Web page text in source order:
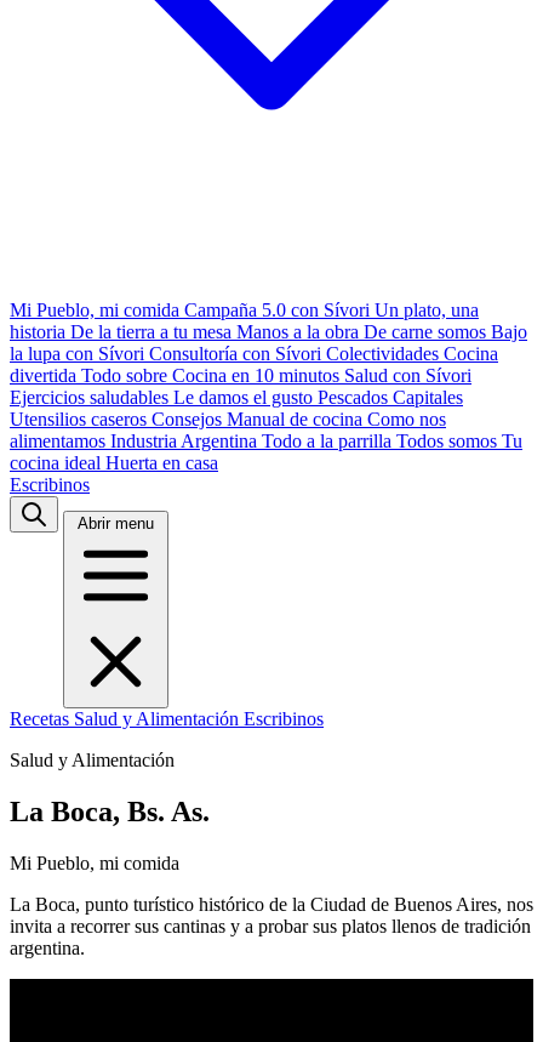
Mi Pueblo, mi comida Campaña 5.0 con Sívori Un plato, una
historia De la tierra a tu mesa Manos a la obra De carne somos Bajo
la lupa con Sívori Consultoría con Sívori Colectividades Cocina
divertida Todo sobre Cocina en 10 minutos Salud con Sívori
Ejercicios saludables Le damos el gusto Pescados Capitales
Utensilios caseros Consejos Manual de cocina Como nos
alimentamos Industria Argentina Todo a la parrilla Todos somos Tu
cocina ideal Huerta en casa
Escribinos
Abrir menu
Recetas Salud y Alimentación Escribinos
Salud y Alimentación
La Boca, Bs. As.
Mi Pueblo, mi comida
La Boca, punto turístico histórico de la Ciudad de Buenos Aires, nos
invita a recorrer sus cantinas y a probar sus platos llenos de tradición
argentina.